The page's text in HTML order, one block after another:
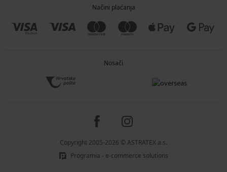
Načini plaćanja
Nosači
Copyright 2005-2026 © ASTRATEX a.s.
Programia - e-commerce solutions